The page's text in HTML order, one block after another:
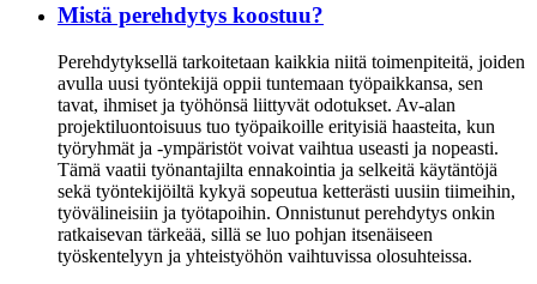
Mistä perehdytys koostuu?
Perehdytyksellä tarkoitetaan kaikkia niitä toimenpiteitä, joiden
avulla uusi työntekijä oppii tuntemaan työpaikkansa, sen
tavat, ihmiset ja työhönsä liittyvät odotukset. Av-alan
projektiluontoisuus tuo työpaikoille erityisiä haasteita, kun
työryhmät ja -ympäristöt voivat vaihtua useasti ja nopeasti.
Tämä vaatii työnantajilta ennakointia ja selkeitä käytäntöjä
sekä työntekijöiltä kykyä sopeutua ketterästi uusiin tiimeihin,
työvälineisiin ja työtapoihin. Onnistunut perehdytys onkin
ratkaisevan tärkeää, sillä se luo pohjan itsenäiseen
työskentelyyn ja yhteistyöhön vaihtuvissa olosuhteissa.